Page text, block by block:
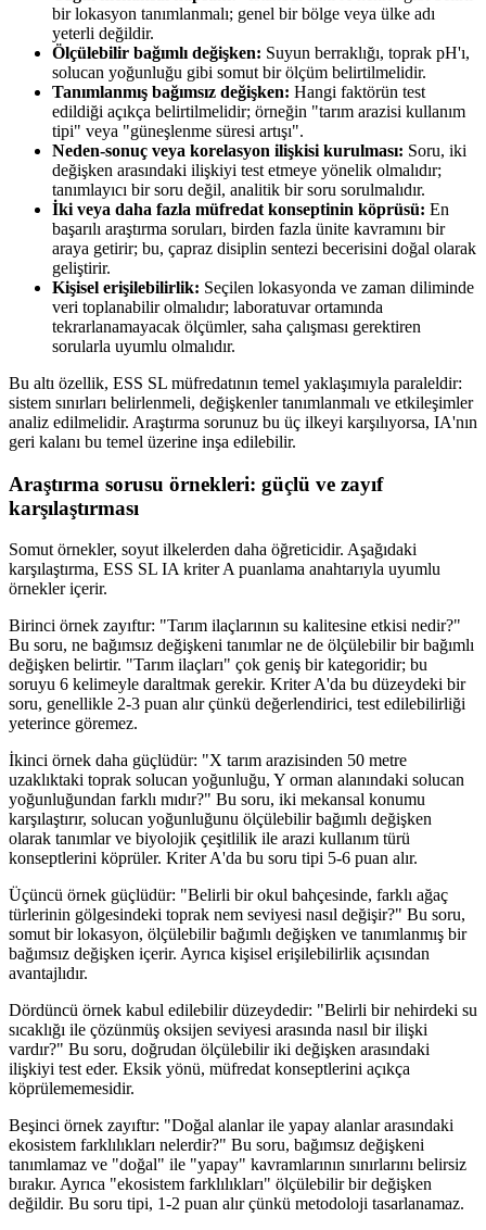
bir lokasyon tanımlanmalı; genel bir bölge veya ülke adı
yeterli değildir.
Ölçülebilir bağımlı değişken: Suyun berraklığı, toprak pH'ı,
solucan yoğunluğu gibi somut bir ölçüm belirtilmelidir.
Tanımlanmış bağımsız değişken: Hangi faktörün test
edildiği açıkça belirtilmelidir; örneğin "tarım arazisi kullanım
tipi" veya "güneşlenme süresi artışı".
Neden-sonuç veya korelasyon ilişkisi kurulması: Soru, iki
değişken arasındaki ilişkiyi test etmeye yönelik olmalıdır;
tanımlayıcı bir soru değil, analitik bir soru sorulmalıdır.
İki veya daha fazla müfredat konseptinin köprüsü: En
başarılı araştırma soruları, birden fazla ünite kavramını bir
araya getirir; bu, çapraz disiplin sentezi becerisini doğal olarak
geliştirir.
Kişisel erişilebilirlik: Seçilen lokasyonda ve zaman diliminde
veri toplanabilir olmalıdır; laboratuvar ortamında
tekrarlanamayacak ölçümler, saha çalışması gerektiren
sorularla uyumlu olmalıdır.
Bu altı özellik, ESS SL müfredatının temel yaklaşımıyla paraleldir:
sistem sınırları belirlenmeli, değişkenler tanımlanmalı ve etkileşimler
analiz edilmelidir. Araştırma sorunuz bu üç ilkeyi karşılıyorsa, IA'nın
geri kalanı bu temel üzerine inşa edilebilir.
Araştırma sorusu örnekleri: güçlü ve zayıf
karşılaştırması
Somut örnekler, soyut ilkelerden daha öğreticidir. Aşağıdaki
karşılaştırma, ESS SL IA kriter A puanlama anahtarıyla uyumlu
örnekler içerir.
Birinci örnek zayıftır: "Tarım ilaçlarının su kalitesine etkisi nedir?"
Bu soru, ne bağımsız değişkeni tanımlar ne de ölçülebilir bir bağımlı
değişken belirtir. "Tarım ilaçları" çok geniş bir kategoridir; bu
soruyu 6 kelimeyle daraltmak gerekir. Kriter A'da bu düzeydeki bir
soru, genellikle 2-3 puan alır çünkü değerlendirici, test edilebilirliği
yeterince göremez.
İkinci örnek daha güçlüdür: "X tarım arazisinden 50 metre
uzaklıktaki toprak solucan yoğunluğu, Y orman alanındaki solucan
yoğunluğundan farklı mıdır?" Bu soru, iki mekansal konumu
karşılaştırır, solucan yoğunluğunu ölçülebilir bağımlı değişken
olarak tanımlar ve biyolojik çeşitlilik ile arazi kullanım türü
konseptlerini köprüler. Kriter A'da bu soru tipi 5-6 puan alır.
Üçüncü örnek güçlüdür: "Belirli bir okul bahçesinde, farklı ağaç
türlerinin gölgesindeki toprak nem seviyesi nasıl değişir?" Bu soru,
somut bir lokasyon, ölçülebilir bağımlı değişken ve tanımlanmış bir
bağımsız değişken içerir. Ayrıca kişisel erişilebilirlik açısından
avantajlıdır.
Dördüncü örnek kabul edilebilir düzeydedir: "Belirli bir nehirdeki su
sıcaklığı ile çözünmüş oksijen seviyesi arasında nasıl bir ilişki
vardır?" Bu soru, doğrudan ölçülebilir iki değişken arasındaki
ilişkiyi test eder. Eksik yönü, müfredat konseptlerini açıkça
köprülememesidir.
Beşinci örnek zayıftır: "Doğal alanlar ile yapay alanlar arasındaki
ekosistem farklılıkları nelerdir?" Bu soru, bağımsız değişkeni
tanımlamaz ve "doğal" ile "yapay" kavramlarının sınırlarını belirsiz
bırakır. Ayrıca "ekosistem farklılıkları" ölçülebilir bir değişken
değildir. Bu soru tipi, 1-2 puan alır çünkü metodoloji tasarlanamaz.